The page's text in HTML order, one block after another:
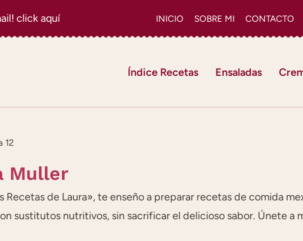
click aquí INICIO SOBRE MI CONTACTO
Índice Recetas Ensaladas
12
Muller
Recetas de Laura», te enseño a preparar recetas de comida
sustitutos nutritivos, sin sacrificar el delicioso sabor. Únete a